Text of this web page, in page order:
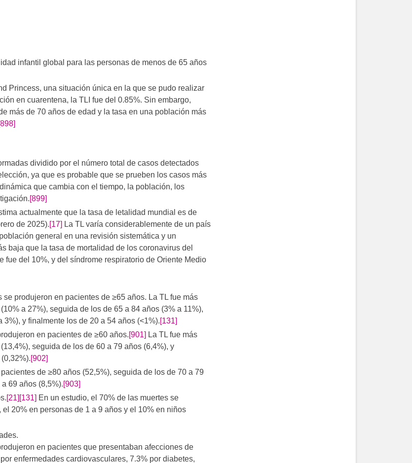
infantil global para las personas de menos de 65 años
Princess, una situación única en la que se pudo realizar
en cuarentena, la TLI fue del 0.85%. Sin embargo,
más de 70 años de edad y la tasa en una población más
dividido por el número total de casos detectados
ya que es probable que se prueben los casos más
que cambia con el tiempo, la población, los
[899]
actualmente que la tasa de letalidad mundial es de
de 2025).[17] La TL varía considerablemente de un país
general en una revisión sistemática y un
baja que la tasa de mortalidad de los coronavirus del
fue del 10%, y del síndrome respiratorio de Oriente Medio
produjeron en pacientes de ≥65 años. La TL fue más
a 27%), seguida de los de 65 a 84 años (3% a 11%),
y finalmente los de 20 a 54 años (<1%).[131]
en pacientes de ≥60 años.[901] La TL fue más
seguida de los de 60 a 79 años (6,4%), y
[902]
de ≥80 años (52,5%), seguida de los de 70 a 79
69 años (8,5%).[903]
[21] [131] En un estudio, el 70% de las muertes se
20% en personas de 1 a 9 años y el 10% en niños
en pacientes que presentaban afecciones de
enfermedades cardiovasculares, 7.3% por diabetes,